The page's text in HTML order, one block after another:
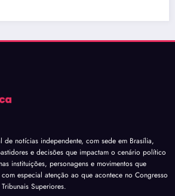
de notícias independente, com sede em Brasília,
e decisões que impactam o cenário político
instituições, personagens e movimentos que
especial atenção ao que acontece no Congresso
Superiores.